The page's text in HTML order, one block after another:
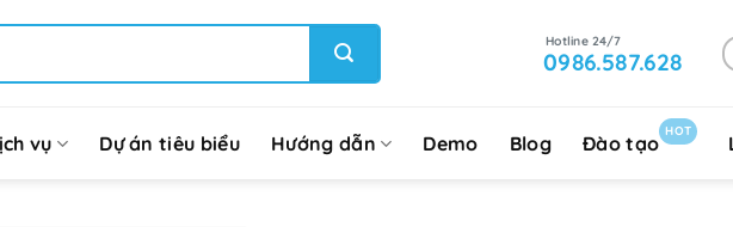
0986.587.628
vụ Dự án tiêu biểu Hướng dẫn Demo Blog Đào tạo
HOT